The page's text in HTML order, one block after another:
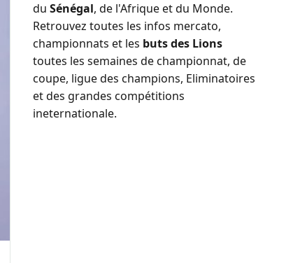
du Sénégal, de l'Afrique et du Monde.
Retrouvez toutes les infos mercato,
championnats et les buts des Lions
toutes les semaines de championnat, de
coupe, ligue des champions, Eliminatoires
et des grandes compétitions
ineternationale.